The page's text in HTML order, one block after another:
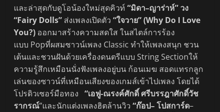
และล่าสุดกับดูโอน้องใหม่สุดคิวท์“มิดา–ญาร่าห์” วง
“Fairy Dolls” ส่งเพลงเปิดตัว“ใจวาย” (Why Do I Love
You?) ออกมาสร้างความสดใส ในสไตล์การร้อง
แบบ Popที่ผสมซาวน์เพลง Classic ทำให้เพลงสนุก ชวน
เต้นและชวนฝันด้วยเครื่องดนตรีแบบ String Sectionให้
ความรู้สึกเหมือนนั่งฟังเพลงอยู่บน ก้อนเมฆ สอดแทรกลูก
เล่นของซาวน์ที่เหมือนเสียงของเกมส์เข้าไปเพลง โดยได้
โปรดิวเซอร์มือทอง“เอฟู-ณรงค์ศักดิ์ ศรีบรรฎาศักดิ์วัช
รากรณ์”และนักแต่งเพลงฮิตล้านวิว“ก๊อป– โปสการ์ด–